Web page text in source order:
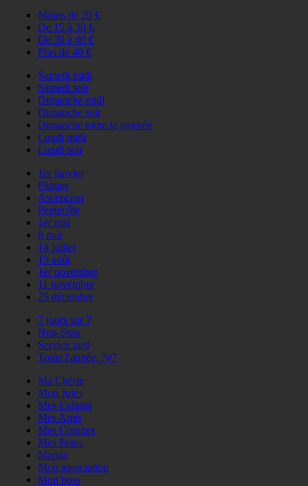
Moins de 20 €
De 15 à 30 €
De 30 à 40 €
Plus de 40 €
Samedi midi
Samedi soir
Dimanche midi
Dimanche soir
Dimanche toute la journée
Lundi midi
Lundi soir
1er janvier
Pâques
Ascencion
Pentecôte
1er mai
8 mai
14 juillet
15 août
1er novembre
11 novembre
25 décembre
7 jours sur 7
Non-Stop
Service tard
Toute l'année, 7j/7
Ma Chérie
Mon Jules
Mes Enfants
Mes Amis
Mes Copines
Mes Potes
Mamie
Mon association
Mon boss